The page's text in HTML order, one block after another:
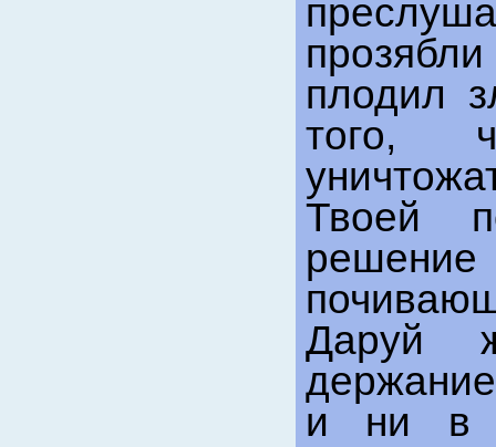
плодил
того,
Твоей
Даруй
и ни в